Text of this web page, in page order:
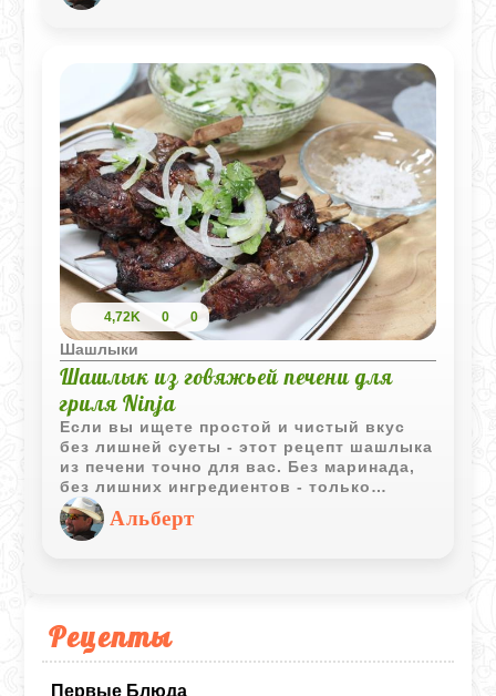
Рецепты
Первые Блюда
приготовления на современном гриле.
4,72K 0 0
Шашлыки
Шашлык из говяжьей печени для
гриля Ninja
Если вы ищете простой и чистый вкус
без лишней суеты - этот рецепт шашлыка
из печени точно для вас. Без маринада,
без лишних ингредиентов - только
натуральный вкус качественного
продукта, соль, перец и немного заботы
на гриле.
Альберт